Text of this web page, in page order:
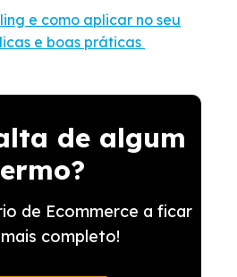
e como aplicar no seu
e boas práticas
de algum
de Ecommerce a ficar
completo!